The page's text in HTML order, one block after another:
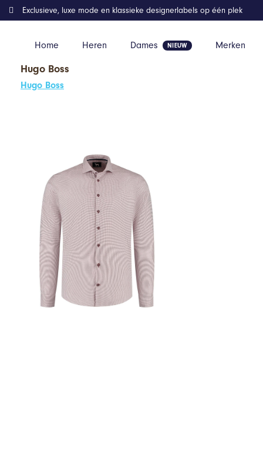
Home Heren Dames Merken
Exclusieve, luxe mode en klassieke designerlabels op één plek
Hugo Boss
Hugo Boss
Home Kleding